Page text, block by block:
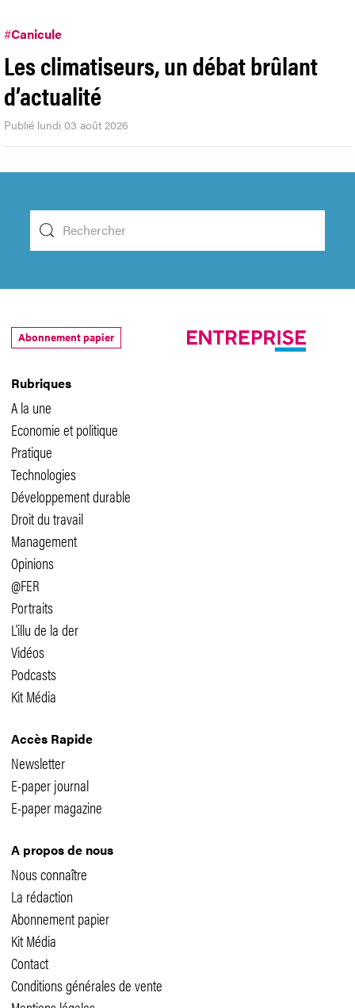
#Canicule
Les climatiseurs, un débat brûlant
d’actualité
Publié lundi 03 août 2026
Rubriques
A la une
Economie et politique
Pratique
Technologies
Développement durable
Droit du travail
Management
Opinions
@FER
Portraits
L'illu de la der
Vidéos
Podcasts
Kit Média
Accès Rapide
Newsletter
E-paper journal
E-paper magazine
A propos de nous
Nous connaître
La rédaction
Abonnement papier
Kit Média
Contact
Conditions générales de vente
Abonnement papier